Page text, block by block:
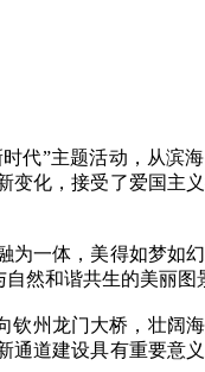
代”主题活动，从滨海
变化，接受了爱国主
一体，美得如梦如
然和谐共生的美丽图
州龙门大桥，壮阔
道建设具有重要意义